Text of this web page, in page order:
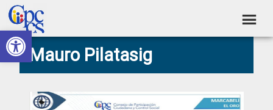
Abrir barra de herramientas
Skip
to
primary
navigation
Skip
to
main
content
Skip
to
primary
sidebar
Skip
to
footer
Consejo
de
Ciudadana
Construyendo
Poder
Ciudadano
Mauro Pilatasig